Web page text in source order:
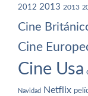
2012 2013 2013
Cine
Cine
Cine Usa
Navidad Netflix